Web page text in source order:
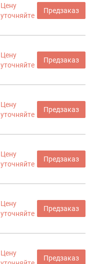
Цену
уточняйте
Предзаказ
Цену
уточняйте
Предзаказ
Цену
уточняйте
Предзаказ
Цену
уточняйте
Предзаказ
Цену
уточняйте
Предзаказ
Цену
Предзаказ